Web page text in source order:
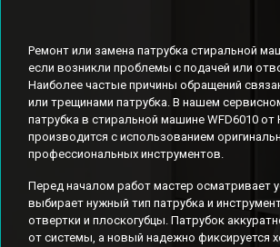
Ремонт или замена патрубка стиральной
если возникли проблемы с подачей или
Наиболее частые причины обращений
или трещинами патрубка. В нашем
патрубка в стиральной машине WFD6010 от
производится с использованием
профессиональных инструментов.
Перед началом работ мастер осматривает
выбирает нужный тип патрубка и
отвертки и плоскогубцы. Патрубок
от системы, а новый надежно фиксируется